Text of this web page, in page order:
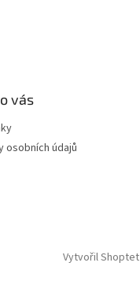
vás
osobních údajů
Vytvořil Shoptet